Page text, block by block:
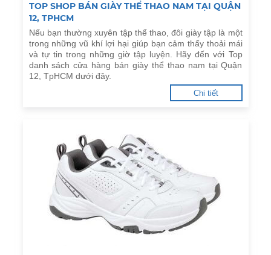
TOP SHOP BÁN GIÀY THỂ THAO NAM TẠI QUẬN
12, TPHCM
Nếu bạn thường xuyên tập thể thao, đôi giày tập là một
trong những vũ khí lợi hại giúp bạn cảm thấy thoải mái
và tự tin trong những giờ tập luyện. Hãy đến với Top
danh sách cửa hàng bán giày thể thao nam tại Quận
12, TpHCM dưới đây.
Chi tiết